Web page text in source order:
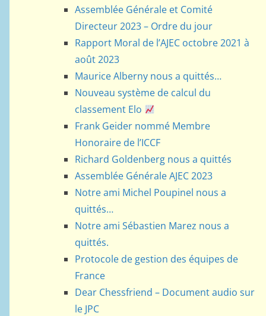
Assemblée Générale et Comité
Directeur 2023 – Ordre du jour
Rapport Moral de l’AJEC octobre 2021 à
août 2023
Maurice Alberny nous a quittés…
Nouveau système de calcul du
classement Elo
Frank Geider nommé Membre
Honoraire de l’ICCF
Richard Goldenberg nous a quittés
Assemblée Générale AJEC 2023
Notre ami Michel Poupinel nous a
quittés…
Notre ami Sébastien Marez nous a
quittés.
Protocole de gestion des équipes de
France
Dear Chessfriend – Document audio sur
le JPC